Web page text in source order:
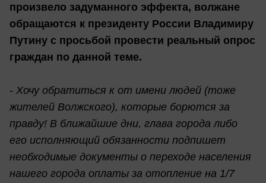
произвело задуманного эффекта, волжане
обращаются к президенту России Владимиру
Путину с просьбой провести реальный опрос
граждан по данной теме.
- Хочу обратиться к от имени людей (тоже
жителей Волжского), которые борются за
правду! В ближайшие дни, глава города либо
его исполняющий обязанности подпишет
необходимые документы о переходе населения
нашего города оплаты за отопление на 1/7